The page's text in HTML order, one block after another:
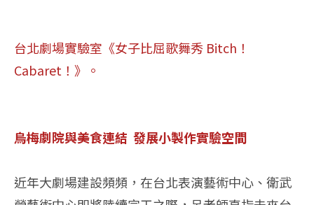
台北劇場實驗室《女子比屈歌舞秀 Bitch！
Cabaret！》。
烏梅劇院與美食連結 發展小製作實驗空間
近年大劇場建設頻頻，在台北表演藝術中心、衛武